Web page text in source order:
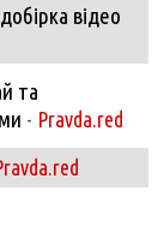
відео
та
- Pravda.red